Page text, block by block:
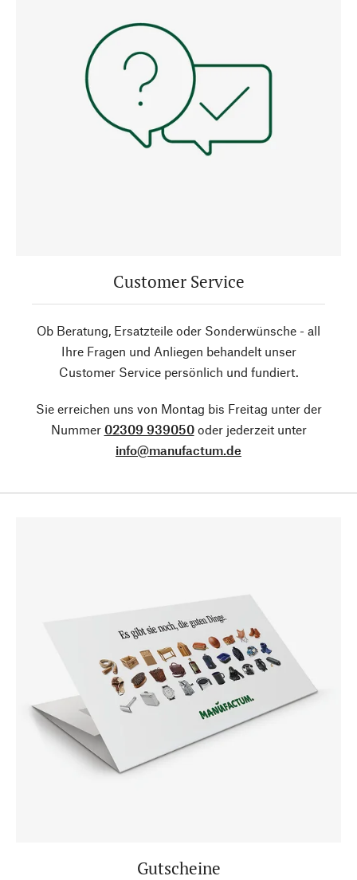
Customer Service
Ob Beratung, Ersatzteile oder Sonderwünsche - all
Ihre Fragen und Anliegen behandelt unser
Customer Service persönlich und fundiert.
Sie erreichen uns von Montag bis Freitag unter der
Nummer 02309 939050oder jederzeit unter
info@manufactum.de
Gutscheine